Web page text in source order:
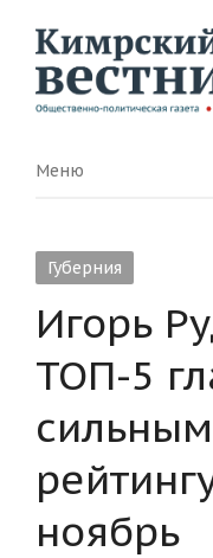
Menu
Меню
Губерния
Игорь
ТОП-5
ноябрь